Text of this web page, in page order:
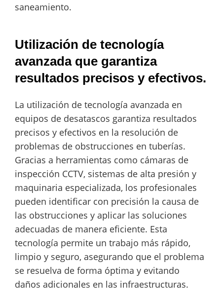
saneamiento.
Utilización de tecnología
avanzada que garantiza
resultados precisos y efectivos.
La utilización de tecnología avanzada en
equipos de desatascos garantiza resultados
precisos y efectivos en la resolución de
problemas de obstrucciones en tuberías.
Gracias a herramientas como cámaras de
inspección CCTV, sistemas de alta presión y
maquinaria especializada, los profesionales
pueden identificar con precisión la causa de
las obstrucciones y aplicar las soluciones
adecuadas de manera eficiente. Esta
tecnología permite un trabajo más rápido,
limpio y seguro, asegurando que el problema
se resuelva de forma óptima y evitando
daños adicionales en las infraestructuras.